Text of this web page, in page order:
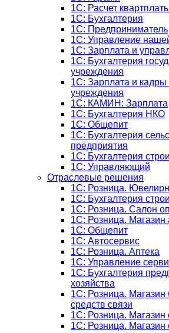
1C: Расчет
1C: Бухгалтерия
1C: Предприниматель
1C: Управление
1C: Зарплата и
1C: Бухгалтерия
учреждения
1C: Зарплата и кадры
учреждения
1C: КАМИН: Зарплата
1C: Бухгалтерия НКО
1С: Общепит
1С: Бухгалтерия
предприятия
1С: Бухгалтерия
1С: Управляющий
Отраслевые решения
1С: Розница.
1С: Бухгалтерия
1С: Розница. Салон
1С: Розница. Магазин
1C: Общепит
1С: Автосервис
1С: Розница. Аптека
1С: Управление
1С: Бухгалтерия
хозяйства
1С: Розница. Магазин
средств связи
1С: Розница.
1С: Розница. Магазин